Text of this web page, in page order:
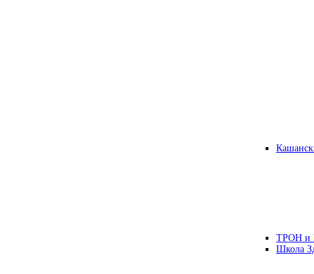
ТРОН и
Школа